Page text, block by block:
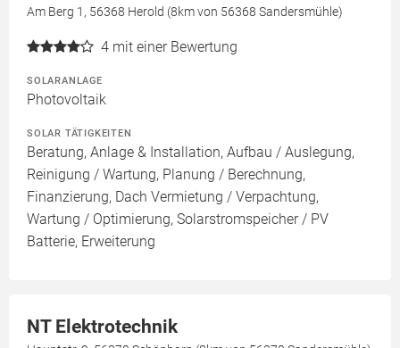
Am Berg 1, 56368 Herold (8km von 56368 Sandersmühle)
4 mit einer Bewertung
SOLARANLAGE
Photovoltaik
SOLAR TÄTIGKEITEN
Beratung, Anlage & Installation, Aufbau / Auslegung,
Reinigung / Wartung, Planung / Berechnung,
Finanzierung, Dach Vermietung / Verpachtung,
Wartung / Optimierung, Solarstromspeicher / PV
Batterie, Erweiterung
NT Elektrotechnik